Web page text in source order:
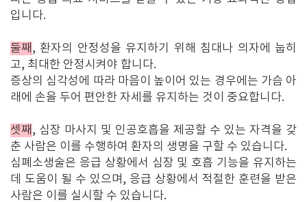
입니다.
둘째 , 환자의 안정성을 유지하기 위해 침대나 의자에 눕히
고, 최대한 안정시켜야 합니다.
증상의 심각성에 따라 마음이 높이어 있는 경우에는 가슴 아
래에 손을 두어 편안한 자세를 유지하는 것이 중요합니다.
셋째 , 심장 마사지 및 인공호흡을 제공할 수 있는 자격을 갖
춘 사람은 이를 수행하여 환자의 생명을 구할 수 있습니다.
심폐소생술은 응급 상황에서 심장 및 호흡 기능을 유지하는
데 도움이 될 수 있으며, 응급 상황에서 적절한 훈련을 받은
사람은 이를 실시할 수 있습니다.